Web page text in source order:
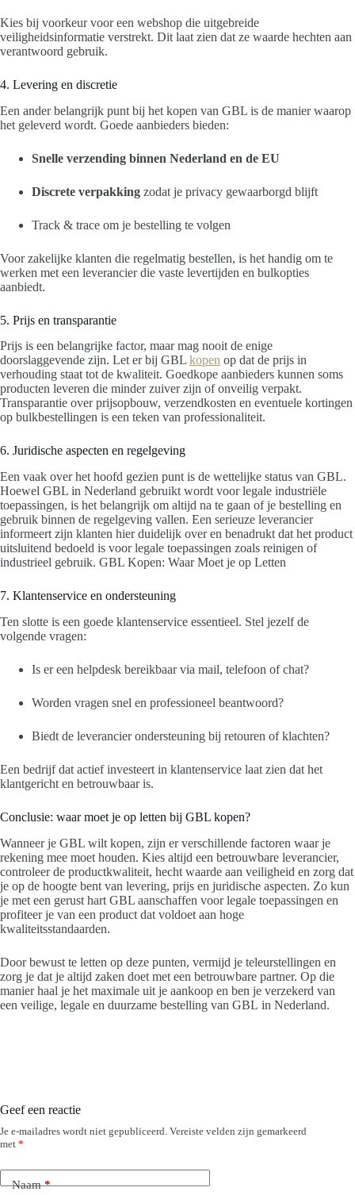
Kies bij voorkeur voor een webshop die uitgebreide
veiligheidsinformatie verstrekt. Dit laat zien dat ze waarde hechten aan
verantwoord gebruik.
4. Levering en discretie
Een ander belangrijk punt bij het kopen van GBL is de manier waarop
het geleverd wordt. Goede aanbieders bieden:
Snelle verzending binnen Nederland en de EU
Discrete verpakking zodat je privacy gewaarborgd blijft
Track & trace om je bestelling te volgen
Voor zakelijke klanten die regelmatig bestellen, is het handig om te
werken met een leverancier die vaste levertijden en bulkopties
aanbiedt.
5. Prijs en transparantie
Prijs is een belangrijke factor, maar mag nooit de enige
doorslaggevende zijn. Let er bij GBL kopen op dat de prijs in
verhouding staat tot de kwaliteit. Goedkope aanbieders kunnen soms
producten leveren die minder zuiver zijn of onveilig verpakt.
Transparantie over prijsopbouw, verzendkosten en eventuele kortingen
op bulkbestellingen is een teken van professionaliteit.
6. Juridische aspecten en regelgeving
Een vaak over het hoofd gezien punt is de wettelijke status van GBL.
Hoewel GBL in Nederland gebruikt wordt voor legale industriële
toepassingen, is het belangrijk om altijd na te gaan of je bestelling en
gebruik binnen de regelgeving vallen. Een serieuze leverancier
informeert zijn klanten hier duidelijk over en benadrukt dat het product
uitsluitend bedoeld is voor legale toepassingen zoals reinigen of
industrieel gebruik. GBL Kopen: Waar Moet je op Letten
7. Klantenservice en ondersteuning
Ten slotte is een goede klantenservice essentieel. Stel jezelf de
volgende vragen:
Is er een helpdesk bereikbaar via mail, telefoon of chat?
Worden vragen snel en professioneel beantwoord?
Biedt de leverancier ondersteuning bij retouren of klachten?
Een bedrijf dat actief investeert in klantenservice laat zien dat het
klantgericht en betrouwbaar is.
Conclusie: waar moet je op letten bij GBL kopen?
Wanneer je GBL wilt kopen, zijn er verschillende factoren waar je
rekening mee moet houden. Kies altijd een betrouwbare leverancier,
controleer de productkwaliteit, hecht waarde aan veiligheid en zorg dat
je op de hoogte bent van levering, prijs en juridische aspecten. Zo kun
je met een gerust hart GBL aanschaffen voor legale toepassingen en
profiteer je van een product dat voldoet aan hoge
kwaliteitsstandaarden.
Door bewust te letten op deze punten, vermijd je teleurstellingen en
zorg je dat je altijd zaken doet met een betrouwbare partner. Op die
manier haal je het maximale uit je aankoop en ben je verzekerd van
een veilige, legale en duurzame bestelling van GBL in Nederland.
Geef een reactie
Je e-mailadres wordt niet gepubliceerd. Vereiste velden zijn gemarkeerd
met *
Naam*